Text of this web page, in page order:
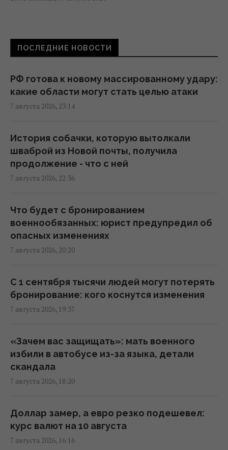
первого официального визита
19:52 пятница, 07 августа 2026
Дипломатическое контрнаступление
Украины на Вашингтон захлебнулось, – The
База ФСБ, корабли и ЗРК "Бук": Мадяр
раскрыл результаты ударов по
Зеленский впервые поедет с официальным
визитом в Сербию: названа дата
Россия ударила по футбольному стадиону
"Черноморец" в Одессе, есть раненые
Дроны уже полдня атакуют Крым: ГУР
провел "морской парад" в Ялте
"Будет волна банкротства": разгром
складов Wildberries больно бьет по РФ, -
ПОСЛЕДНИЕ НОВОСТИ
РФ готова к новому массированному удару:
какие области могут стать целью атаки
7 августа 2026, 23:14
История собачки, которую вытолкали
шваброй из Новой почты, получила
продолжение - что с ней
7 августа 2026, 22:36
Что будет с бронированием
военнообязанных: юрист предупредил об
опасных изменениях
7 августа 2026, 20:20
С 1 сентября тысячи людей могут потерять
бронирование: кого коснутся изменения
7 августа 2026, 19:37
«Зачем вас защищать»: мать военного
избили в автобусе из-за языка, детали
скандала
7 августа 2026, 18:20
Доллар замер, а евро резко подешевел:
курс валют на 10 августа
7 августа 2026, 16:16